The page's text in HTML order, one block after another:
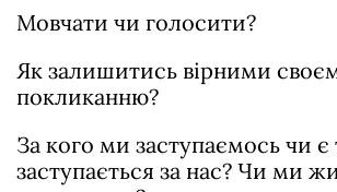
Мовчати чи голосити?
Як залишитись вірними
покликанню?
За кого ми заступаємось чи є
заступається за нас? Чи ми